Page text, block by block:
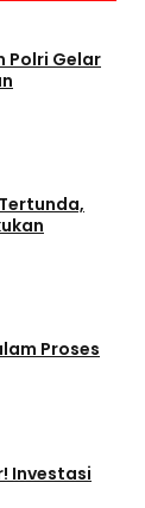
Polri Gelar
Proses
Investasi